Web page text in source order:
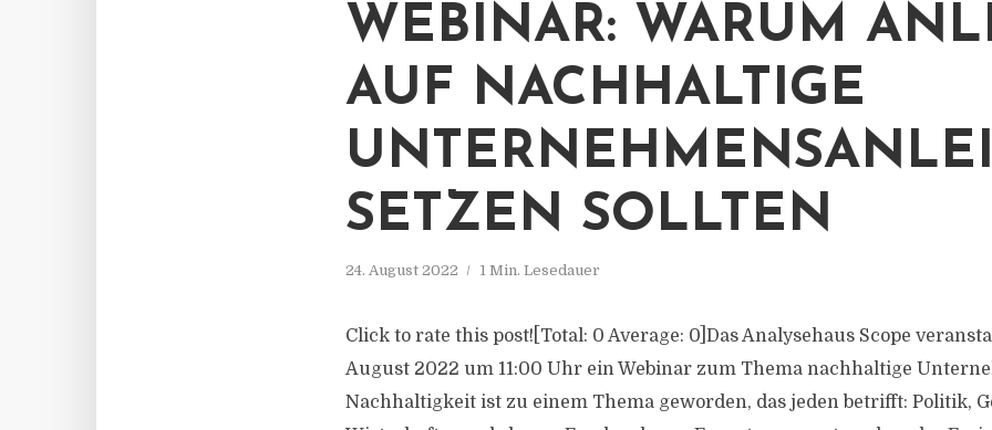
WEBINAR: WARUM
AUF NACHHALTIGE
SETZEN SOLLTEN
24. August 2022 1 Min. Lesedauer
Click to rate this post![Total: 0 Average: 0]Das Analysehaus Scope
August 2022 um 11:00 Uhr ein Webinar zum Thema nachhaltige
Nachhaltigkeit ist zu einem Thema geworden, das jeden betrifft: Politik,